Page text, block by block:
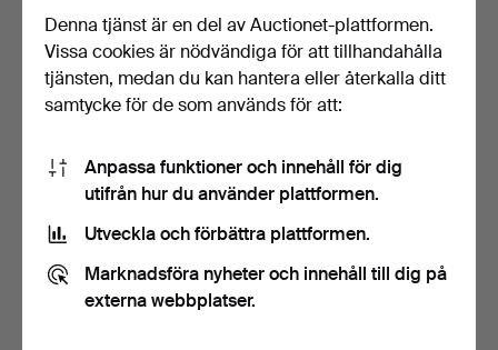
SKÅP, allmoge, 1800-tal.
Klubbades 11 nov 2025
14 bud
HÖRNSKÅP, allmoge,
Klubbades 28 okt 2025
6 bud
Denna tjänst är en del av Auctionet-plattformen.
Vissa cookies är nödvändiga för att tillhandahålla
tjänsten, medan du kan hantera eller återkalla ditt
samtycke för de som används för att:
Anpassa funktioner och innehåll för dig
utifrån hur du använder plattformen.
Utveckla och förbättra plattformen.
Marknadsföra nyheter och innehåll till dig på
externa webbplatser.